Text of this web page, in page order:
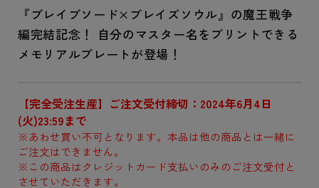
『ブレイブソード×ブレイズソウル』の魔王戦争
編完結記念！ 自分のマスター名をプリントできる
メモリアルプレートが登場！
【完全受注生産】ご注文受付締切：2024年6月4日
(火)23:59まで
※あわせ買い不可となります。本品は他の商品とは一緒に
ご注文はできません。
※この商品はクレジットカード支払いのみのご注文受付と
させていただきます。